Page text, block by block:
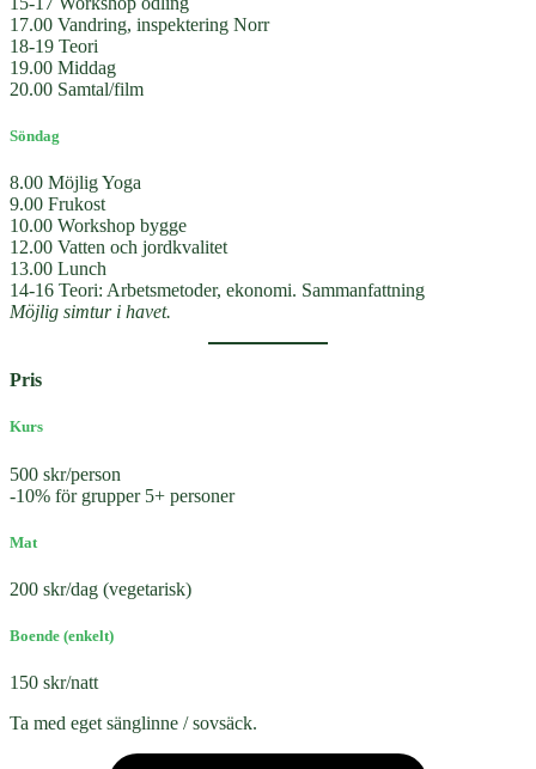
17.00 Vandring, inspektering Norr
18-19 Teori
19.00 Middag
20.00 Samtal/film
Söndag
8.00 Möjlig Yoga
9.00 Frukost
10.00 Workshop bygge
12.00 Vatten och jordkvalitet
13.00 Lunch
14-16 Teori: Arbetsmetoder, ekonomi. Sammanfattning
Möjlig simtur i havet.
Pris
Kurs
500 skr/person
-10% för grupper 5+ personer
Mat
200 skr/dag (vegetarisk)
Boende (enkelt)
150 skr/natt
Ta med eget sänglinne / sovsäck.